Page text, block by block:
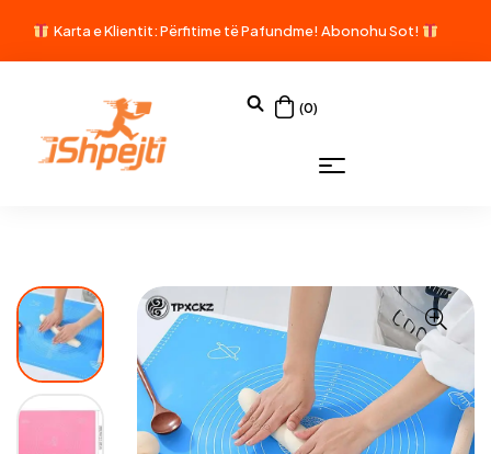
Karta e Klientit: Përfitime të Pafundme! Abonohu Sot!
(0)